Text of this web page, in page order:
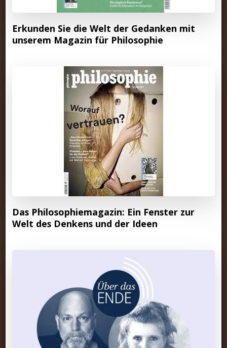
Erkunden Sie die Welt der Gedanken mit
unserem Magazin für Philosophie
Das Philosophiemagazin: Ein Fenster zur
Welt des Denkens und der Ideen